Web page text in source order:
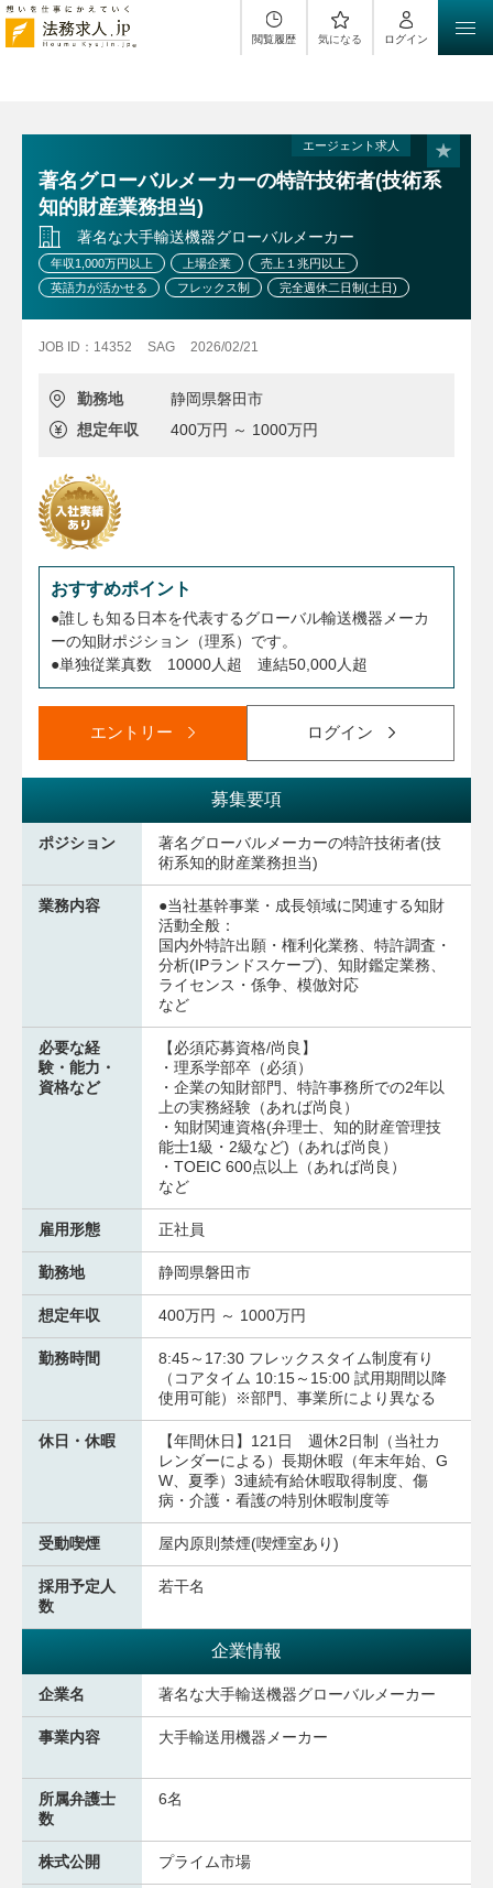
$sH1 = "{$sPositionName}（{$workLocation}）｜
{$sClientName}｜法務求人.jp";
閲覧履歴 気になる ログイン
エージェント求人
著名グローバルメーカーの特許技術者(技術系
知的財産業務担当)
著名な大手輸送機器グローバルメーカー
年収1,000万円以上 上場企業
売上１兆円以上
英語力が活かせる
フレックス制 完全週休二日制(土日)
JOB ID：14352 SAG 2026/02/21
勤務地
静岡県磐田市
想定年収
400万円 ～ 1000万円
おすすめポイント
●誰しも知る日本を代表するグローバル輸送機器メーカ
ーの知財ポジション（理系）です。
●単独従業真数 10000人超 連結50,000人超
エントリー ログイン
募集要項
ポジション
著名グローバルメーカーの特許技術者(技
術系知的財産業務担当)
業務内容
●当社基幹事業・成長領域に関連する知財
活動全般：
国内外特許出願・権利化業務、特許調査・
分析(IPランドスケープ)、知財鑑定業務、
ライセンス・係争、模倣対応
など
必要な経
験・能力・
資格など
【必須応募資格/尚良】
・理系学部卒（必須）
・企業の知財部門、特許事務所での2年以
上の実務経験（あれば尚良）
・知財関連資格(弁理士、知的財産管理技
能士1級・2級など)（あれば尚良）
・TOEIC 600点以上（あれば尚良）
など
雇用形態 正社員
勤務地 静岡県磐田市
想定年収 400万円 ～ 1000万円
勤務時間
8:45～17:30 フレックスタイム制度有り
（コアタイム 10:15～15:00 試用期間以降
使用可能）※部門、事業所により異なる
休日・休暇
【年間休日】121日 週休2日制（当社カ
レンダーによる）長期休暇（年末年始、G
W、夏季）3連続有給休暇取得制度、傷
病・介護・看護の特別休暇制度等
受動喫煙 屋内原則禁煙(喫煙室あり)
採用予定人
数
若干名
企業情報
企業名 著名な大手輸送機器グローバルメーカー
事業内容 大手輸送用機器メーカー
所属弁護士
数
6名
株式公開 プライム市場